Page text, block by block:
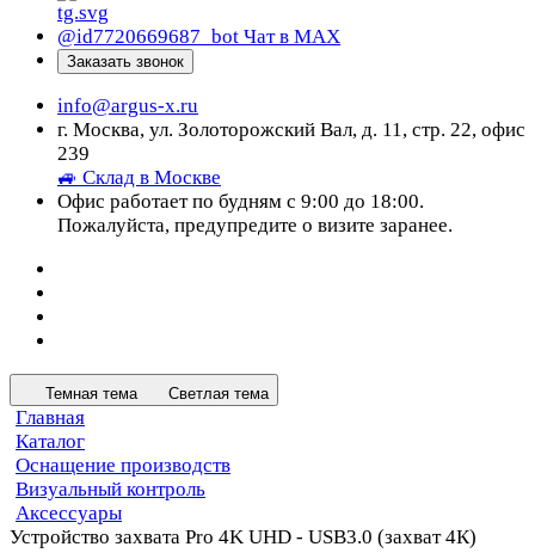
@id7720669687_bot Чат в МАХ
Заказать звонок
info@argus-x.ru
г. Москва, ул. Золоторожский Вал, д. 11, стр. 22, офис
239
🚙 Склад в Москве
Офис работает по будням с 9:00 до 18:00.
Пожалуйста, предупредите о визите заранее.
Темная тема Светлая тема
Главная
Каталог
Оснащение производств
Визуальный контроль
Аксессуары
Устройство захвата Pro 4K UHD - USB3.0 (захват 4К)